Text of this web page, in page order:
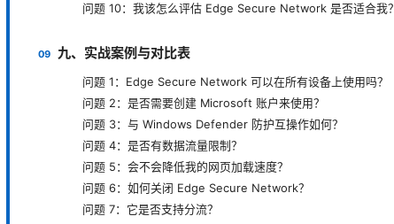
问题 10：我该怎么评估 Edge Secure Network 是否适合我？
九、实战案例与对比表
问题 1：Edge Secure Network 可以在所有设备上使用吗？
问题 2：是否需要创建 Microsoft 账户来使用？
问题 3：与 Windows Defender 防护互操作如何？
问题 4：是否有数据流量限制？
问题 5：会不会降低我的网页加载速度？
问题 6：如何关闭 Edge Secure Network？
问题 7：它是否支持分流？